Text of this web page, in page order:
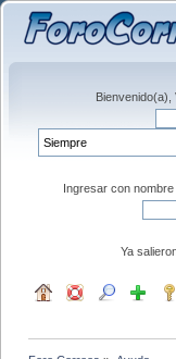
Bienvenido(a),
Ingresar con
Ya